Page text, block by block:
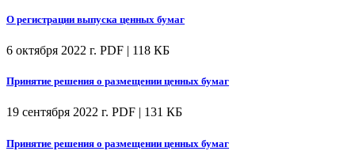
О регистрации выпуска ценных бумаг
6 октября 2022 г. PDF | 118 КБ
Принятие решения о размещении ценных бумаг
19 сентября 2022 г. PDF | 131 КБ
Принятие решения о размещении ценных бумаг